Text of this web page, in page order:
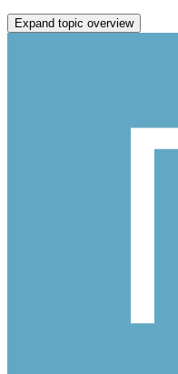
Expand topic overview